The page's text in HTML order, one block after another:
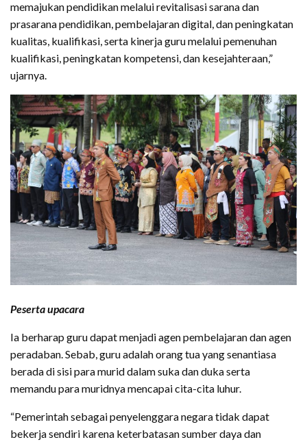
memajukan pendidikan melalui revitalisasi sarana dan
prasarana pendidikan, pembelajaran digital, dan peningkatan
kualitas, kualifikasi, serta kinerja guru melalui pemenuhan
kualifikasi, peningkatan kompetensi, dan kesejahteraan,”
ujarnya.
Peserta upacara
Ia berharap guru dapat menjadi agen pembelajaran dan agen
peradaban. Sebab, guru adalah orang tua yang senantiasa
berada di sisi para murid dalam suka dan duka serta
memandu para muridnya mencapai cita-cita luhur.
“Pemerintah sebagai penyelenggara negara tidak dapat
bekerja sendiri karena keterbatasan sumber daya dan